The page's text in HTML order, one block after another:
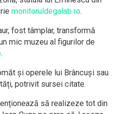
monitoruldegalati.ro.
fost tâmplar, transformă
mic muzeu al figurilor de
.
și operele lui Brâncuși sau
potrivit sursei citate.
să realizeze tot din